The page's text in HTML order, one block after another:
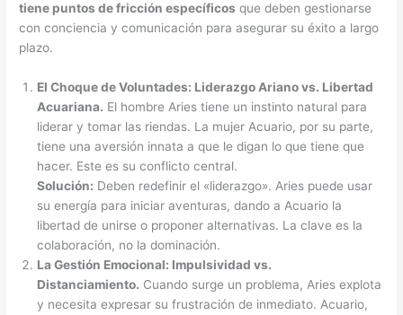
tiene puntos de fricción específicos que deben gestionarse
con conciencia y comunicación para asegurar su éxito a largo
plazo.
El Choque de Voluntades: Liderazgo Ariano vs. Libertad
Acuariana. El hombre Aries tiene un instinto natural para
liderar y tomar las riendas. La mujer Acuario, por su parte,
tiene una aversión innata a que le digan lo que tiene que
hacer. Este es su conflicto central.
Solución: Deben redefinir el «liderazgo». Aries puede usar
su energía para iniciar aventuras, dando a Acuario la
libertad de unirse o proponer alternativas. La clave es la
colaboración, no la dominación.
La Gestión Emocional: Impulsividad vs.
Distanciamiento. Cuando surge un problema, Aries explota
y necesita expresar su frustración de inmediato. Acuario,